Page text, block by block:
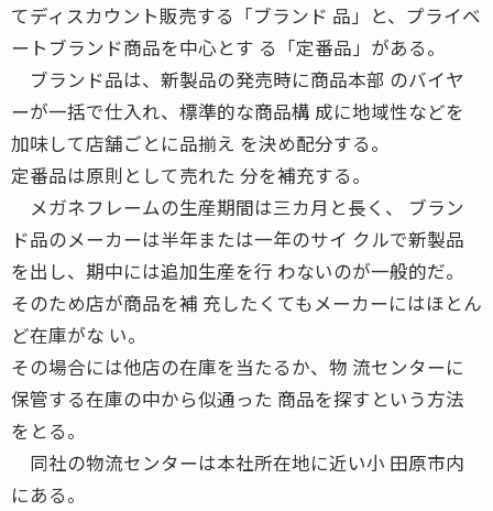
てディスカウント販売する「ブランド 品」と、プライベ
ートブランド商品を中心とす る「定番品」がある。
ブランド品は、新製品の発売時に商品本部 のバイヤ
ーが一括で仕入れ、標準的な商品構 成に地域性などを
加味して店舗ごとに品揃え を決め配分する。
定番品は原則として売れた 分を補充する。
メガネフレームの生産期間は三カ月と長く、 ブラン
ド品のメーカーは半年または一年のサイ クルで新製品
を出し、期中には追加生産を行 わないのが一般的だ。
そのため店が商品を補 充したくてもメーカーにはほとん
ど在庫がな い。
その場合には他店の在庫を当たるか、物 流センターに
保管する在庫の中から似通った 商品を探すという方法
をとる。
同社の物流センターは本社所在地に近い小 田原市内
にある。